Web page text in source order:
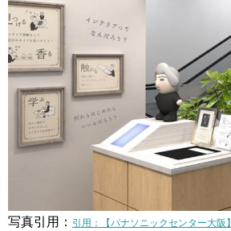
写真引用： 引用：【パナソニックセンター大阪】